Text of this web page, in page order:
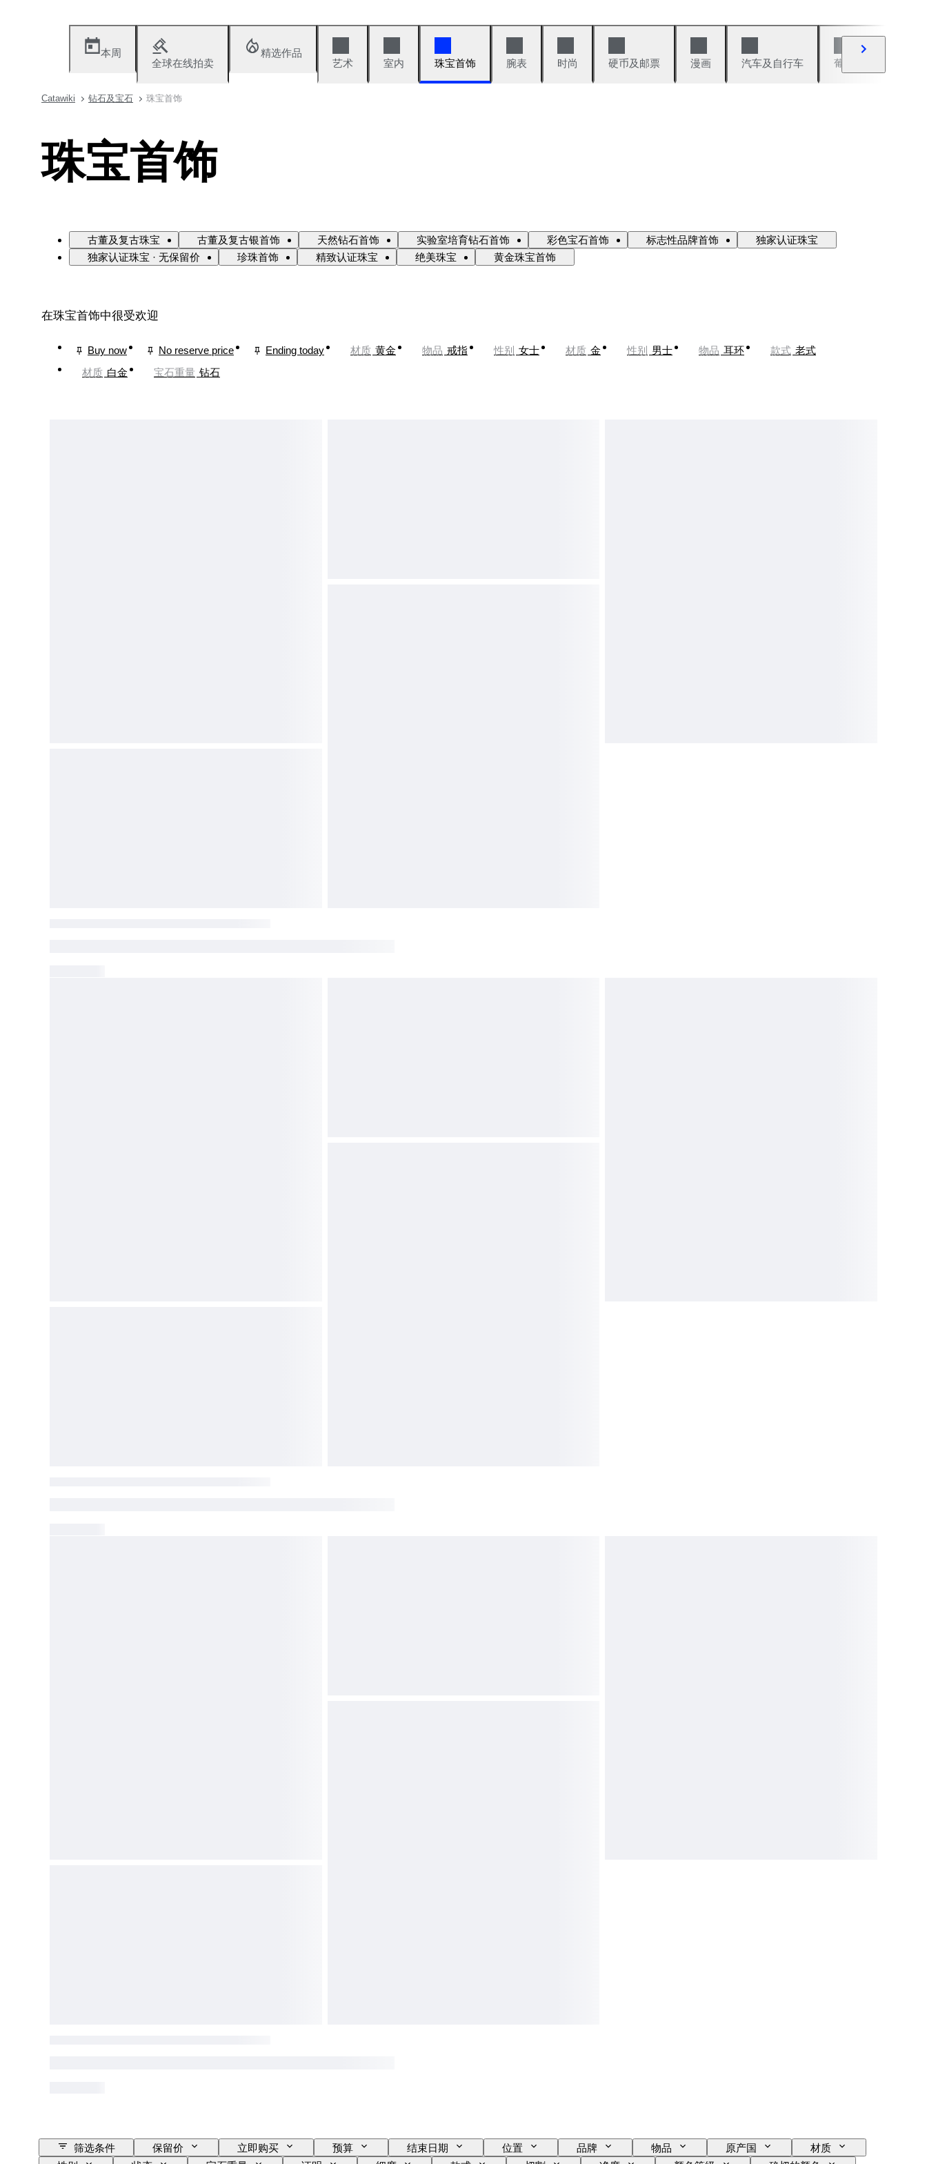
本周
全球在线拍卖
精选作品
艺术
室内 珠宝首饰 腕表 时尚 硬币及邮票 漫画 汽车及自行车 葡萄酒及烈性酒
Catawiki 钻石及宝石 珠宝首饰
珠宝首饰
古董及复古珠宝 古董及复古银首饰 天然钻石首饰 实验室培育钻石首饰 彩色宝石首饰 标志性品牌首饰
独家认证珠宝
独家认证珠宝 · 无保留价
珍珠首饰 精致认证珠宝 绝美珠宝 黄金珠宝首饰
在珠宝首饰中很受欢迎
Buy now No reserve price Ending today 材质 黄金 物品 戒指 性别 女士 材质 金 性别 男士 物品 耳环 款式 老式
材质 白金 宝石重量 钻石
筛选条件 保留价 立即购买 预算 结束日期 位置 品牌 物品 原产国
材质